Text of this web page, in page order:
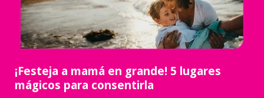
¡Festeja a mamá en grande! 5 lugares
mágicos para consentirla